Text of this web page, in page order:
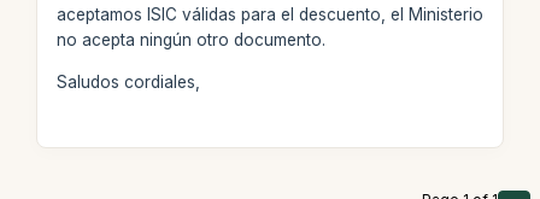
aceptamos ISIC válidas para el descuento, el Ministerio
no acepta ningún otro documento.
Saludos cordiales,